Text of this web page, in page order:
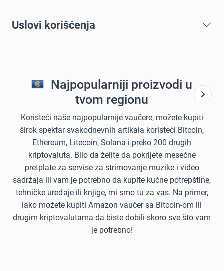
Uslovi korišćenja
Najpopularniji proizvodi u
tvom regionu
Koristeći naše najpopularnije vaučere, možete kupiti
širok spektar svakodnevnih artikala koristeći Bitcoin,
Ethereum, Litecoin, Solana i preko 200 drugih
kriptovaluta. Bilo da želite da pokrijete mesečne
pretplate za servise za strimovanje muzike i video
sadržaja ili vam je potrebno da kupite kućne potrepštine,
tehničke uređaje ili knjige, mi smo tu za vas. Na primer,
lako možete kupiti Amazon vaučer sa Bitcoin-om ili
drugim kriptovalutama da biste dobili skoro sve što vam
je potrebno!